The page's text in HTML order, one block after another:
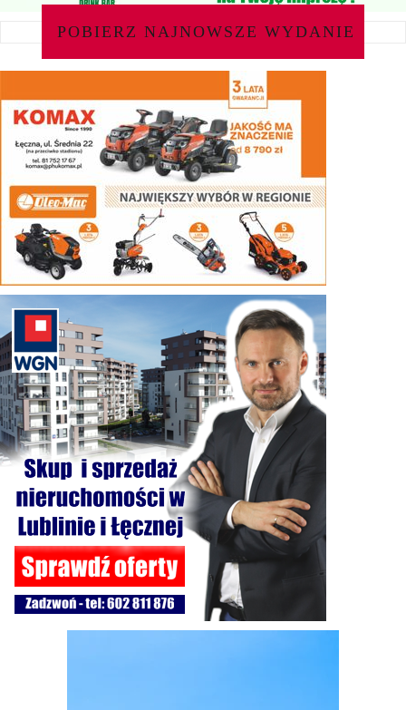
POBIERZ NAJNOWSZE WYDANIE